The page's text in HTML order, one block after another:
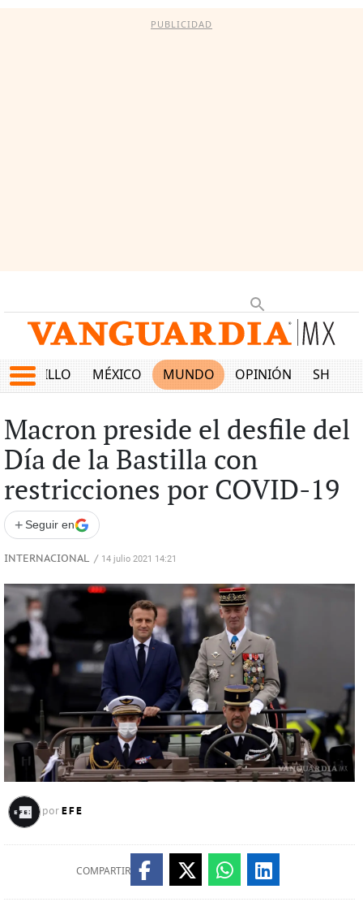
PUBLICIDAD
SALTILLO MÉXICO MUNDO OPINIÓN SHOW
Macron preside el desfile del
Día de la Bastilla con
restricciones por COVID-19
+ Seguir en
INTERNACIONAL / 14 julio 2021 14:21
por EFE
COMPARTIR